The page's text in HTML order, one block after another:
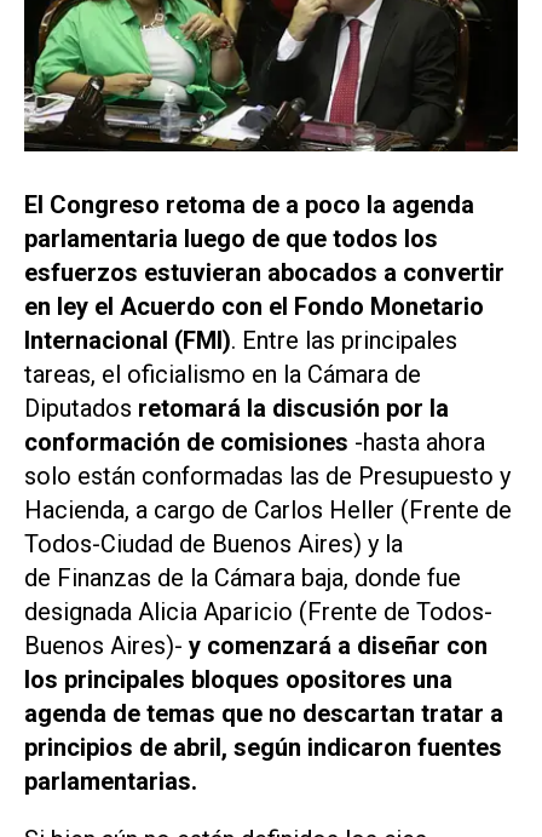
El Congreso retoma de a poco la agenda
parlamentaria luego de que todos los
esfuerzos estuvieran abocados a convertir
en ley el Acuerdo con el Fondo Monetario
Internacional (FMI). Entre las principales
tareas, el oficialismo en la Cámara de
Diputados retomará la discusión por la
conformación de comisiones -hasta ahora
solo están conformadas las de Presupuesto y
Hacienda, a cargo de Carlos Heller (Frente de
Todos-Ciudad de Buenos Aires) y la
de Finanzas de la Cámara baja, donde fue
designada Alicia Aparicio (Frente de Todos-
Buenos Aires)- y comenzará a diseñar con
los principales bloques opositores una
agenda de temas que no descartan tratar a
principios de abril, según indicaron fuentes
parlamentarias.